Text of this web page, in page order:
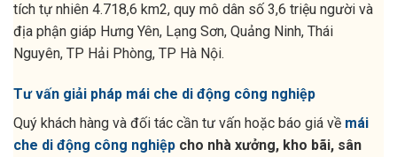
tích tự nhiên 4.718,6 km2, quy mô dân số 3,6 triệu người và
địa phận giáp Hưng Yên, Lạng Sơn, Quảng Ninh, Thái
Nguyên, TP Hải Phòng, TP Hà Nội.
Tư vấn giải pháp mái che di động công nghiệp
Quý khách hàng và đối tác cần tư vấn hoặc báo giá về mái
che di động công nghiệp cho nhà xưởng, kho bãi, sân